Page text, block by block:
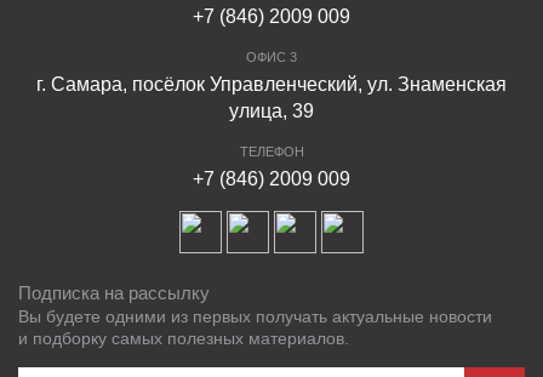
+7 (846) 2009 009
ОФИС 3
г. Самара, посёлок Управленческий, ул. Знаменская
улица, 39
ТЕЛЕФОН
+7 (846) 2009 009
Подписка на рассылку
Вы будете одними из первых получать актуальные новости
и подборку самых полезных материалов.